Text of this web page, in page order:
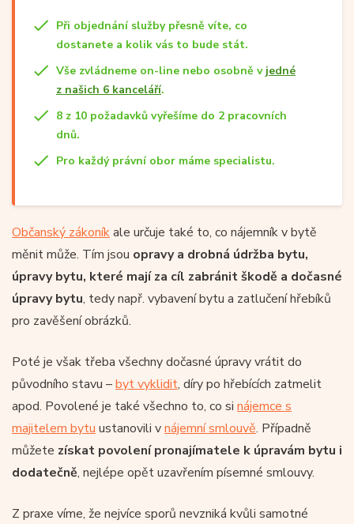
Při objednání služby přesně víte, co
dostanete a kolik vás to bude stát.
Vše zvládneme on-line nebo osobně v jedné
z našich 6 kanceláří.
8 z 10 požadavků vyřešíme do 2 pracovních
dnů.
Pro každý právní obor máme specialistu.
Občanský zákoníkale určuje také to, co nájemník v bytě
měnit může. Tím jsou opravy a drobná údržba bytu,
úpravy bytu, které mají za cíl zabránit škodě a dočasné
úpravy bytu, tedy např. vybavení bytu a zatlučení hřebíků
pro zavěšení obrázků.
Poté je však třeba všechny dočasné úpravy vrátit do
původního stavu –byt vyklidit, díry po hřebících zatmelit
apod. Povolené je také všechno to, co si nájemce s
majitelem bytu ustanovili vnájemní smlouvě. Případně
můžete získat povolení pronajímatele k úpravám bytu i
dodatečně, nejlépe opět uzavřením písemné smlouvy.
Z praxe víme, že nejvíce sporů nevzniká kvůli samotné